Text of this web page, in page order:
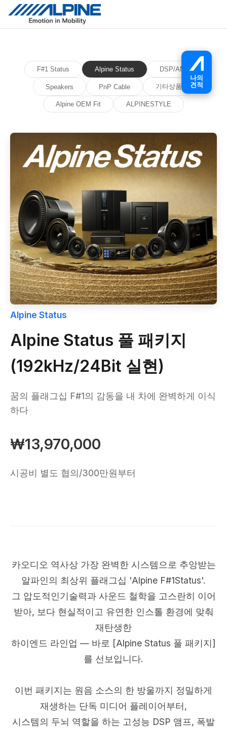
F#1 Status Alpine Status DSP/AMP
Speakers PnP Cable 기타상품
Alpine OEM Fit ALPINESTYLE
Alpine Status
Alpine Status 풀 패키지
(192kHz/24Bit 실현)
꿈의 플래그십 F#1의 감동을 내 차에 완벽하게 이식
하다
₩13,970,000
시공비 별도 협의/300만원부터
카오디오 역사상 가장 완벽한 시스템으로 추앙받는
알파인의 최상위 플래그십 'Alpine F#1Status'.
그 압도적인기술력과 사운드 철학을 고스란히 이어
받아, 보다 현실적이고 유연한 인스톨 환경에 맞춰
재탄생한
하이엔드 라인업 — 바로 [Alpine Status 풀 패키지]
를 선보입니다.
이번 패키지는 원음 소스의 한 방울까지 정밀하게
재생하는 단독 미디어 플레이어부터,
시스템의 두뇌 역할을 하는 고성능 DSP 앰프, 폭발
나의
견적